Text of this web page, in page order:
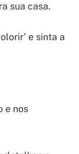
sua casa.
e sinta a
e nos